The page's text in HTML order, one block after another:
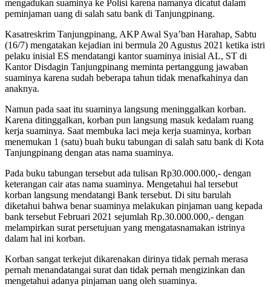
mengadukan suaminya ke Polisi karena namanya dicatut dalam
peminjaman uang di salah satu bank di Tanjungpinang.
Kasatreskrim Tanjungpinang, AKP Awal Sya’ban Harahap, Sabtu
(16/7) mengatakan kejadian ini bermula 20 Agustus 2021 ketika istri
pelaku inisial ES mendatangi kantor suaminya inisial AL, ST di
Kantor Disdagin Tanjungpinang meminta pertanggung jawaban
suaminya karena sudah beberapa tahun tidak menafkahinya dan
anaknya.
Namun pada saat itu suaminya langsung meninggalkan korban.
Karena ditinggalkan, korban pun langsung masuk kedalam ruang
kerja suaminya. Saat membuka laci meja kerja suaminya, korban
menemukan 1 (satu) buah buku tabungan di salah satu bank di Kota
Tanjungpinang dengan atas nama suaminya.
Pada buku tabungan tersebut ada tulisan Rp30.000.000,- dengan
keterangan cair atas nama suaminya. Mengetahui hal tersebut
korban langsung mendatangi Bank tersebut. Di situ barulah
diketahui bahwa benar suaminya melakukan pinjaman uang kepada
bank tersebut Februari 2021 sejumlah Rp.30.000.000,- dengan
melampirkan surat persetujuan yang mengatasnamakan istrinya
dalam hal ini korban.
Korban sangat terkejut dikarenakan dirinya tidak pernah merasa
pernah menandatangai surat dan tidak pernah mengizinkan dan
mengetahui adanya pinjaman uang oleh suaminya.